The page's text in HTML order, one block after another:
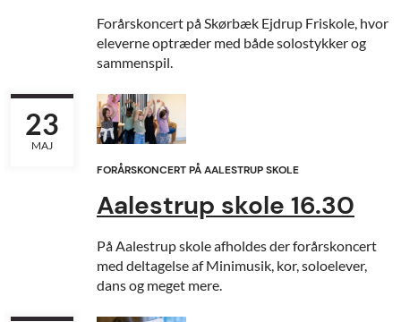
Forårskoncert på Skørbæk Ejdrup Friskole, hvor
eleverne optræder med både solostykker og
sammenspil.
FORÅRSKONCERT PÅ AALESTRUP SKOLE
Aalestrup skole 16.30
23
MAJ
På Aalestrup skole afholdes der forårskoncert
med deltagelse af Minimusik, kor, soloelever,
dans og meget mere.